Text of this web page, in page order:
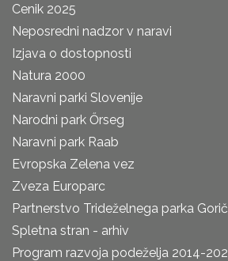
Cenik 2025
Neposredni nadzor v naravi
Izjava o dostopnosti
Natura 2000
Naravni parki Slovenije
Narodni park Őrseg
Naravni park Raab
Evropska Zelena vez
Zveza Europarc
Partnerstvo Trideželnega parka
Spletna stran - arhiv
Program razvoja podeželja 2014-